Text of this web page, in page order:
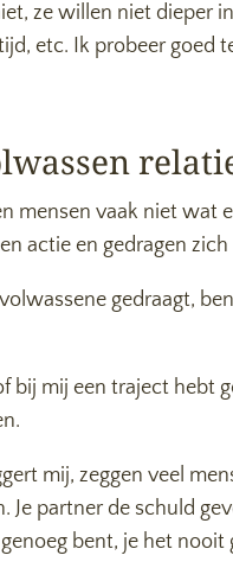
ze willen niet dieper
etc. Ik probeer goed
mensen vaak niet wat
actie en gedragen
gedraagt,
bij mij een traject hebt
mij, zeggen veel
Je partner de schuld
bent, je het